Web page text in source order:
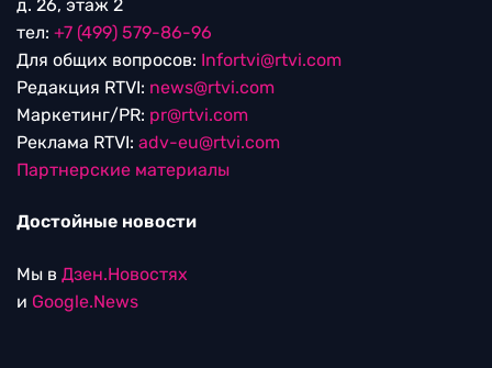
д. 26, этаж 2
тел: +7 (499) 579-86-96
Для общих вопросов: Infortvi@rtvi.com
Редакция RTVI: news@rtvi.com
Маркетинг/PR: pr@rtvi.com
Реклама RTVI: adv-eu@rtvi.com
Партнерские материалы
Достойные новости
Мы в Дзен.Новостях
и Google.News